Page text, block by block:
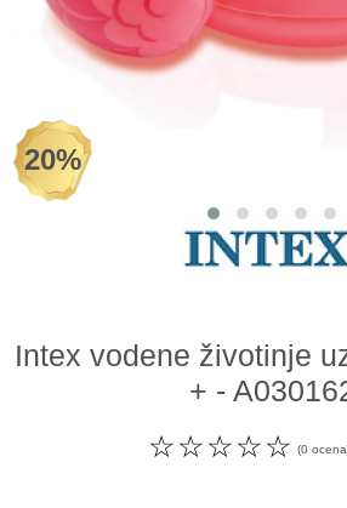
Igračke za bebe i decu
AKCIJA
Prodavnica
20%
Intex vodene životinje
+ -
☆
☆
☆
☆
☆ (0